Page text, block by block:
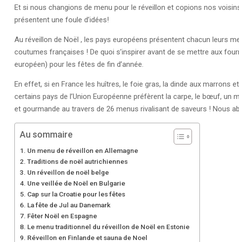
Et si nous changions de menu pour le réveillon et copions nos
présentent une foule d’idées!
Au réveillon de Noël , les pays européens présentent chacun leurs
coutumes françaises ! De quoi s’inspirer avant de se mettre aux
européen) pour les fêtes de fin d’année.
En effet, si en France les huîtres, le foie gras, la dinde aux marrons
certains pays de l’Union Européenne préfèrent la carpe, le bœuf, un
et gourmande au travers de 26 menus rivalisant de saveurs ! Nous
Au sommaire
Un menu de réveillon en Allemagne
Traditions de noël autrichiennes
Un réveillon de noël belge
Une veillée de Noël en Bulgarie
Cap sur la Croatie pour les fêtes
La fête de Jul au Danemark
Fêter Noël en Espagne
Le menu traditionnel du réveillon de Noël en Estonie
Réveillon en Finlande et sauna de Noel